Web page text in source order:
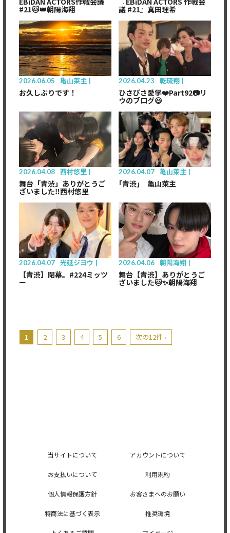
#21🐱👑朝陽海翔 議 #21』真田理希
2026.06.05 亀山萊主
お久しぶりです！
2026.04.23 乾琉翔
ひさびさ愛学❤️Part92📷リ
ウのブログ😃
2026.04.08 西村悠里
舞台「青渋」ありがとうご
ざいました‼️西村悠里
2026.04.07 亀山萊主
｢青渋｣ 亀山萊主
2026.04.07 光延ジヨウ
【青渋】閉幕。#224ミッツ
ー
2026.04.06 朝陽海翔
舞台【青渋】ありがとうご
ざいました🐱✨️朝陽海翔
1 2 3 4 5 6 次の12件 ›
当サイトについて アカウントについて
お支払いについて 利用規約
個人情報保護方針 お客さまへのお願い
特商法に基づく表示 推奨環境